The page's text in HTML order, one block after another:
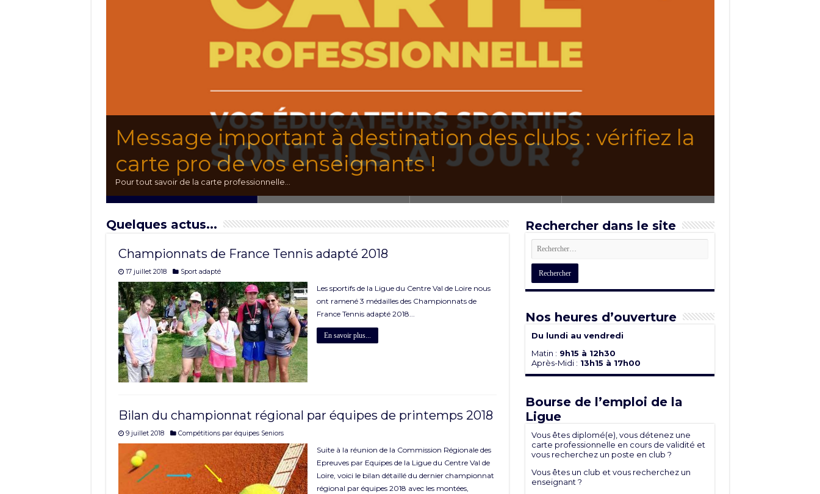
Message important à destination des clubs : vérifiez la
carte pro de vos enseignants !
Pour tout savoir de la carte professionnelle...
Chaque point compte !
Offre balles HEAD
Centre de formation aux métiers du Tennis
Quelques actus...
Championnats de France Tennis adapté 2018
17 juillet 2018 Sport adapté
Les sportifs de la Ligue du Centre Val de Loire nous
ont ramené 3 médailles des Championnats de
France Tennis adapté 2018...
En savoir plus...
Bilan du championnat régional par équipes de printemps 2018
9 juillet 2018 Compétitions par équipes Seniors
Suite à la réunion de la Commission Régionale des
Epreuves par Equipes de la Ligue du Centre Val de
Loire, voici le bilan détaillé du dernier championnat
régional par équipes 2018 avec les montées,
Rechercher dans le site
Nos heures d’ouverture
Du lundi au vendredi
Matin : 9h15 à 12h30
Après-Midi : 13h15 à 17h00
Bourse de l’emploi de la
Ligue
Vous êtes diplomé(e), vous détenez une
carte professionnelle en cours de validité et
vous recherchez un poste en club ?
Vous êtes un club et vous recherchez un
enseignant ?